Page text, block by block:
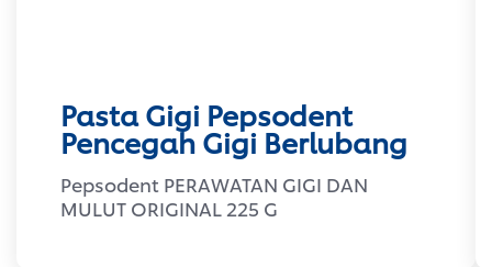
Pasta Gigi Pepsodent
Pencegah Gigi Berlubang
Pepsodent PERAWATAN GIGI DAN
MULUT ORIGINAL 225 G